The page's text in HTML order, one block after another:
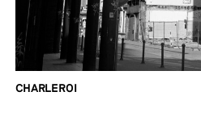
CHARLEROI